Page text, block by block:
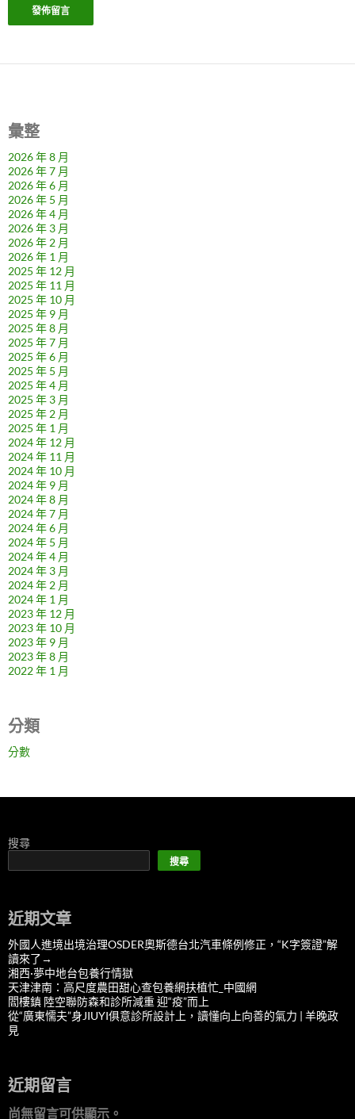
彙整
2026 年 8 月
2026 年 7 月
2026 年 6 月
2026 年 5 月
2026 年 4 月
2026 年 3 月
2026 年 2 月
2026 年 1 月
2025 年 12 月
2025 年 11 月
2025 年 10 月
2025 年 9 月
2025 年 8 月
2025 年 7 月
2025 年 6 月
2025 年 5 月
2025 年 4 月
2025 年 3 月
2025 年 2 月
2025 年 1 月
2024 年 12 月
2024 年 11 月
2024 年 10 月
2024 年 9 月
2024 年 8 月
2024 年 7 月
2024 年 6 月
2024 年 5 月
2024 年 4 月
2024 年 3 月
2024 年 2 月
2024 年 1 月
2023 年 12 月
2023 年 10 月
2023 年 9 月
2023 年 8 月
2022 年 1 月
分類
分數
搜尋
搜尋
近期文章
外國人進境出境治理OSDER奧斯德台北汽車條例修正，“K字簽證”解
讀來了→
湘西·夢中地台包養行情獄
天津津南：高尺度農田甜心查包養網扶植忙_中國網
閻樓鎮 陸空聯防森和診所減重 迎“疫”而上
從“廣東懦夫”身JIUYI俱意診所設計上，讀懂向上向善的氣力 | 羊晚政
見
近期留言
尚無留言可供顯示。